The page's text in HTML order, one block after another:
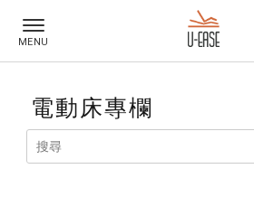
電動床專欄